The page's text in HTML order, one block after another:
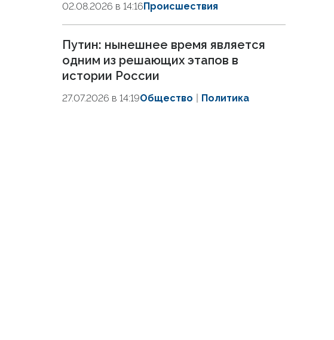
02.08.2026 в 14:16 Происшествия
Путин: нынешнее время является
одним из решающих этапов в
истории России
27.07.2026 в 14:19Общество Политика